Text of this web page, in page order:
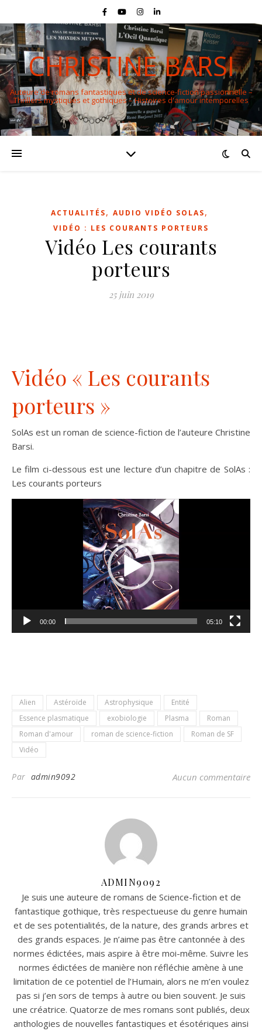
CHRISTINE BARSI
Auteure de romans fantastiques et de science-fiction passionnelle –
Thrillers mystiques et gothiques – Histoires d'amour intemporelles
ACTUALITÉS, AUDIO VIDÉO SOLAS,
VIDÉO : LES COURANTS PORTEURS
Vidéo Les courants
porteurs
25 juin 2019
Vidéo « Les courants
porteurs »
SolAs est un roman de science-fiction de l’auteure Christine
Barsi.
Le film ci-dessous est une lecture d’un chapitre de SolAs :
Les courants porteurs
00:00 05:10
Alien Astéroïde Astrophysique
Entité
Essence plasmatique
exobiologie Plasma
Roman
Roman d'amour
roman de science-fiction
Roman de SF
Vidéo
Par admin9092 Aucun commentaire
ADMIN9092
Je suis une auteure de romans de Science-fiction et de
fantastique gothique, très respectueuse du genre humain
et de ses potentialités, de la nature, des grands arbres et
des grands espaces. Je n’aime pas être cantonnée à des
normes édictées, mais aspire à être moi-même. Suivre les
normes édictées de manière non réfléchie amène à une
limitation de ce potentiel de l’Humain, alors ne m’en voulez
pas si j’en sors de temps à autre ou bien souvent. Je suis
une créatrice. Quatorze de mes romans sont publiés, deux
anthologies de nouvelles fantastiques et ésotériques ainsi